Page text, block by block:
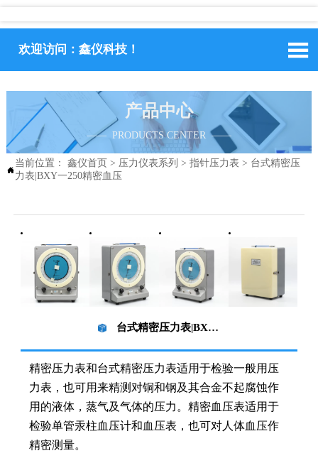
欢迎访问：鑫仪科技！ 
产品中心
—— PRODUCTS CENTER ——

当前位置： 鑫仪首页 > 压力仪表系列 > 指针压力表 > 台式精密压
力表|BXY一250精密血压
台式精密压力表|BXY一250精密血压
精密压力表和台式精密压力表适用于检验一般用压
力表，也可用来精测对铜和钢及其合金不起腐蚀作
用的液体，蒸气及气体的压力。精密血压表适用于
检验单管汞柱血压计和血压表，也可对人体血压作
精密测量。